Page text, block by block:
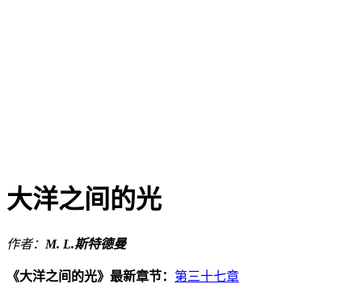
大洋之间的光
作者： M. L.斯特德曼
《大洋之间的光》最新章节： 第三十七章